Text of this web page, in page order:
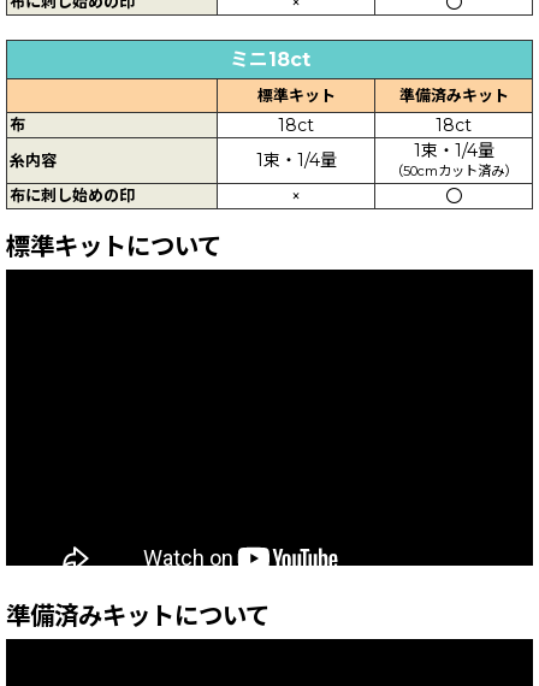
ミニ18ct
標準キット
準備済みキット
布
18ct 18ct
糸内容 1束・1/4量 1束・1/4量
（50cmカット済み）
布に刺し始めの印 × 〇
標準キットについて
準備済みキットについて